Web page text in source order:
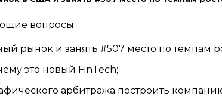
вопросы:
рынок и занять #507 место по темпам
это новый FinTech;
арбитража построить